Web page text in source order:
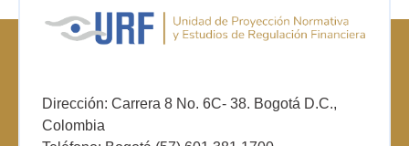
Dirección: Carrera 8 No. 6C- 38. Bogotá D.C.,
Colombia